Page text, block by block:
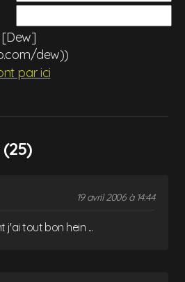
[Dew]
dew))
par ici
19 avril 2006 à 14:44
j'ai tout bon hein ...